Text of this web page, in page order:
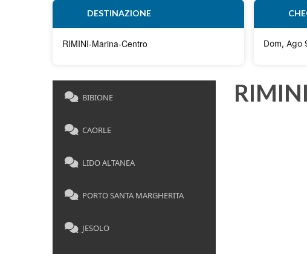
DESTINAZIONE
Dom, Ago
BIBIONE
CAORLE
LIDO ALTANEA
PORTO SANTA MARGHERITA
JESOLO